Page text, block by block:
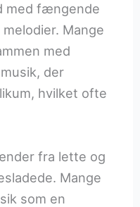
med fængende
Mange
med
der
hvilket ofte
fra lette og
Mange
som en